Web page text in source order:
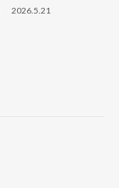
2026.5.21